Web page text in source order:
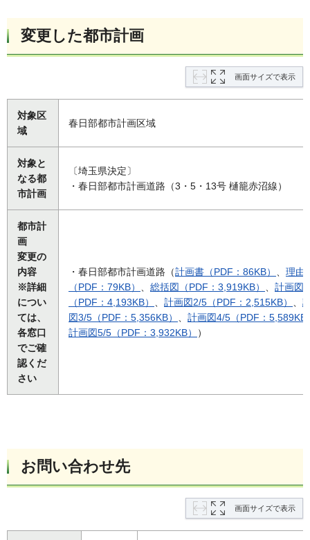
変更した都市計画
画面サイズで表示
対象区
域
春日部都市計画区域
対象と
なる都
市計画
〔埼玉県決定〕
・春日部都市計画道路（3・5・13号 樋籠赤沼線）
都市計
画
変更の
内容
※詳細
につい
ては、
各窓口
でご確
認くだ
さい
・春日部都市計画道路（計画書（PDF：86KB） 、 理由
（PDF：79KB） 、 総括図（PDF：3,919KB） 、 計画図
（PDF：4,193KB） 、 計画図2/5（PDF：2,515KB） 、
図3/5（PDF：5,356KB） 、 計画図4/5（PDF：5,589KB
計画図5/5（PDF：3,932KB）
）
お問い合わせ先
画面サイズで表示